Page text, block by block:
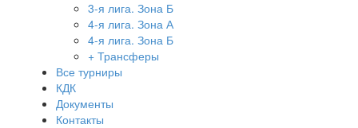
3-я лига. Зона Б
4-я лига. Зона А
4-я лига. Зона Б
+ Трансферы
Все турниры
КДК
Документы
Контакты